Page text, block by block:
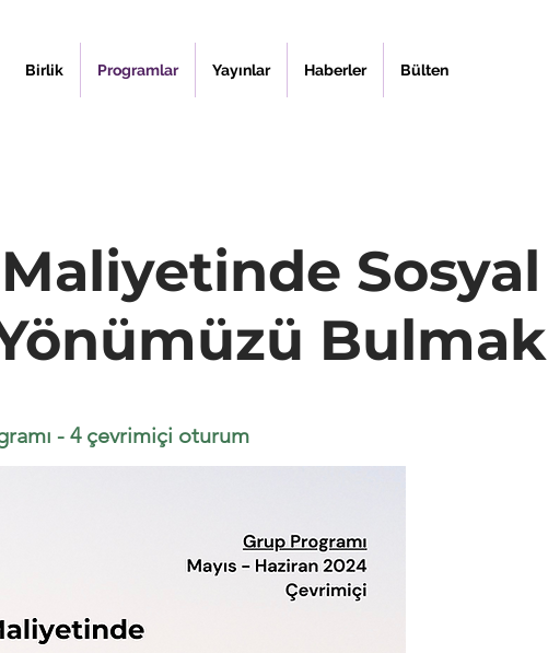
Birlik Programlar Yayınlar Haberler Bülten
Sosyal
Bulmak
- 4 çevrimiçi oturum